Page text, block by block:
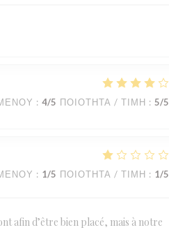
: 4/5 ΠΟΙΌΤΗΤΑ / ΤΙΜΉ : 5/5
: 1/5 ΠΟΙΌΤΗΤΑ / ΤΙΜΉ : 1/5
afin d’être bien placé, mais à notre